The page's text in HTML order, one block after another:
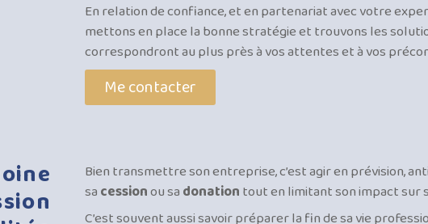
En relation de confiance, et en partenariat avec votre
mettons en place la bonne stratégie et trouvons les
correspondront au plus près à vos attentes et à vos
Me contacter
Bien transmettre son entreprise, c’est agir en prévision,
sacessionou sadonationtout en limitant son impact sur
C’est souvent aussi savoir préparer la fin de sa vie